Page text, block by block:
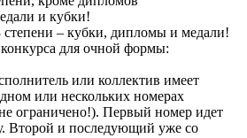
и кубки!
степени – кубки, дипломы и медали!
для очной формы:
или коллектив имеет
или нескольких номерах
ограничено!). Первый номер идет
Второй и последующий уже со